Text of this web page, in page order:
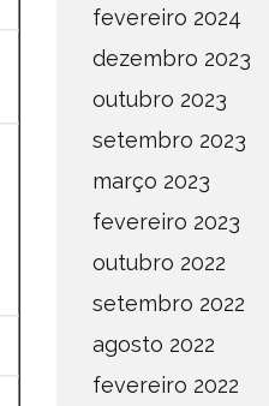
fevereiro 2024
dezembro 2023
outubro 2023
setembro 2023
março 2023
fevereiro 2023
outubro 2022
setembro 2022
agosto 2022
fevereiro 2022